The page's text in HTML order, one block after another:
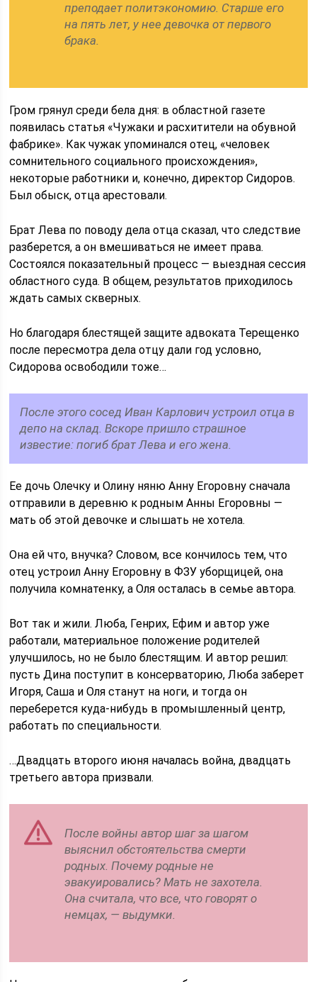
преподает политэкономию. Старше его
на пять лет, у нее девочка от первого
брака.
Гром грянул среди бела дня: в областной газете
появилась статья «Чужаки и расхитители на обувной
фабрике». Как чужак упоминался отец, «человек
сомнительного социального происхождения»,
некоторые работники и, конечно, директор Сидоров.
Был обыск, отца арестовали.
Брат Лева по поводу дела отца сказал, что следствие
разберется, а он вмешиваться не имеет права.
Состоялся показательный процесс — выездная сессия
областного суда. В общем, результатов приходилось
ждать самых скверных.
Но благодаря блестящей защите адвоката Терещенко
после пересмотра дела отцу дали год условно,
Сидорова освободили тоже…
После этого сосед Иван Карлович устроил отца в
депо на склад. Вскоре пришло страшное
известие: погиб брат Лева и его жена.
Ее дочь Олечку и Олину няню Анну Егоровну сначала
отправили в деревню к родным Анны Егоровны —
мать об этой девочке и слышать не хотела.
Она ей что, внучка? Словом, все кончилось тем, что
отец устроил Анну Егоровну в ФЗУ уборщицей, она
получила комнатенку, а Оля осталась в семье автора.
Вот так и жили. Люба, Генрих, Ефим и автор уже
работали, материальное положение родителей
улучшилось, но не было блестящим. И автор решил:
пусть Дина поступит в консерваторию, Люба заберет
Игоря, Саша и Оля станут на ноги, и тогда он
переберется куда-нибудь в промышленный центр,
работать по специальности.
…Двадцать второго июня началась война, двадцать
третьего автора призвали.
После войны автор шаг за шагом
выяснил обстоятельства смерти
родных. Почему родные не
эвакуировались? Мать не захотела.
Она считала, что все, что говорят о
немцах, — выдумки.